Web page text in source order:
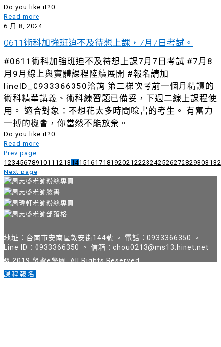
Do you like it?0
Read more
6 月 8, 2024
0611術科加強班迫不及待想上課，7月7日考試。
#0611術科加強班迫不及待想上課7月7日考試 #7月8
月9月線上與實體課程陸續展開 #報名請加
lineID_0933366350洽詢 第二梯次考前一個月精讀的
術科精華講義、術科練習題已備妥，下週二線上課程使
用。 適合對象：不想花太多時間唸書的考生。 有奮力
一搏的機會，你當然不能放棄。
Do you like it?0
Read more
Prev page
1 234567891011 12 13 1415161718192021 22232425262728293031 32
Next page
地址：台南市安南區敦安街144號 。 電話：0933366350 。
Line ID：0933366350 。 信箱：chou0213@ms13.hinet.net
© 2019 勞資e學園. All Rights Reserved.
課程報名